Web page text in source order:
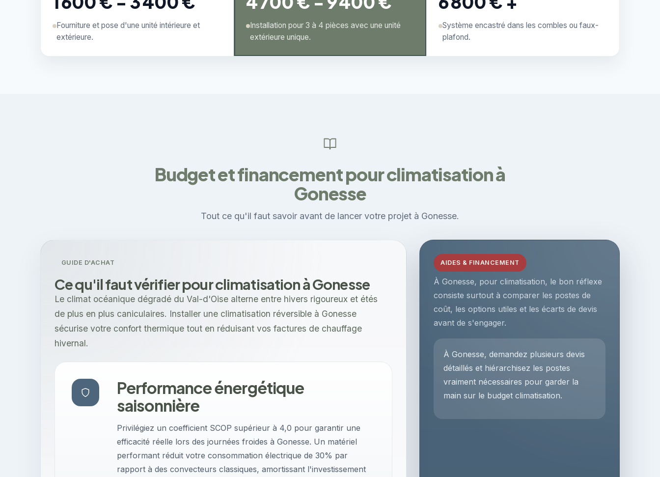
Fourniture et pose d'une unité intérieure et
extérieure.
Installation pour 3 à 4 pièces avec une unité
extérieure unique.
Système encastré dans les combles ou faux-
plafond.
Budget et financement pour climatisation à
Gonesse
Tout ce qu'il faut savoir avant de lancer votre projet à Gonesse.
AIDES & FINANCEMENT
À Gonesse, pour climatisation, le bon réflexe
consiste surtout à comparer les postes de
coût, les options utiles et les écarts de devis
avant de s'engager.
À Gonesse, demandez plusieurs devis
détaillés et hiérarchisez les postes
vraiment nécessaires pour garder la
main sur le budget climatisation.
GUIDE D'ACHAT
Ce qu'il faut vérifier pour climatisation à Gonesse
Le climat océanique dégradé du Val-d'Oise alterne entre hivers rigoureux et étés
de plus en plus caniculaires. Installer une climatisation réversible à Gonesse
sécurise votre confort thermique tout en réduisant vos factures de chauffage
hivernal.
Performance énergétique
saisonnière
Privilégiez un coefficient SCOP supérieur à 4,0 pour garantir une
efficacité réelle lors des journées froides à Gonesse. Un matériel
performant réduit votre consommation électrique de 30% par
rapport à des convecteurs classiques, amortissant l'investissement